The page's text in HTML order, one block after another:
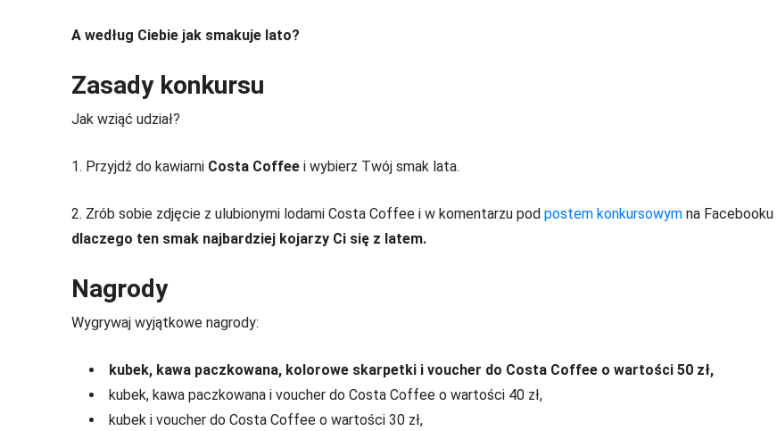
A według Ciebie jak smakuje lato?
Zasady konkursu
Jak wziąć udział?
1. Przyjdź do kawiarni Costa Coffee i wybierz Twój smak lata.
2. Zrób sobie zdjęcie z ulubionymi lodami Costa Coffee i w komentarzu pod postem konkursowym na Facebooku
dlaczego ten smak najbardziej kojarzy Ci się z latem.
Nagrody
Wygrywaj wyjątkowe nagrody:
kubek, kawa paczkowana, kolorowe skarpetki i voucher do Costa Coffee o wartości 50 zł,
kubek, kawa paczkowana i voucher do Costa Coffee o wartości 40 zł,
kubek i voucher do Costa Coffee o wartości 30 zł,